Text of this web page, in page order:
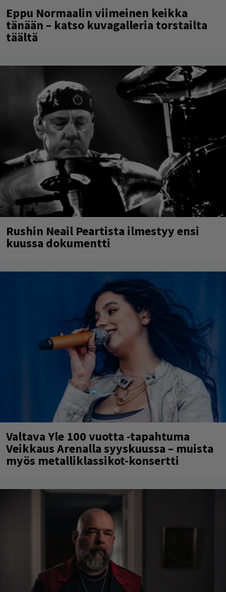
Eppu Normaalin viimeinen keikka
tänään – katso kuvagalleria torstailta
täältä
Rushin Neail Peartista ilmestyy ensi
kuussa dokumentti
Valtava Yle 100 vuotta -tapahtuma
Veikkaus Arenalla syyskuussa – muista
myös metalliklassikot-konsertti